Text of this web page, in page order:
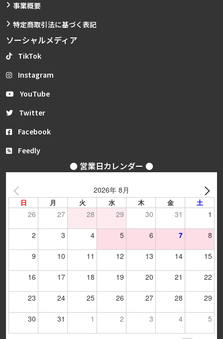
事業概要
特定商取引法に基づく表記
ソーシャルメディア
TikTok
Instagram
YouTube
Twitter
Facebook
Feedly
● 営業日カレンダー ●
2026年 8月
日 月 火 水 木 金 土
26 27 28 29 30 31 1
2 3 4 5 6 7 8
9 10 11 12 13 14 15
16 17 18 19 20 21 22
23 24 25 26 27 28 29
30 31 1 2 3 4 5